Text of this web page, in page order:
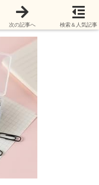
円送料無料！
次の記事へ 検索＆人気記事